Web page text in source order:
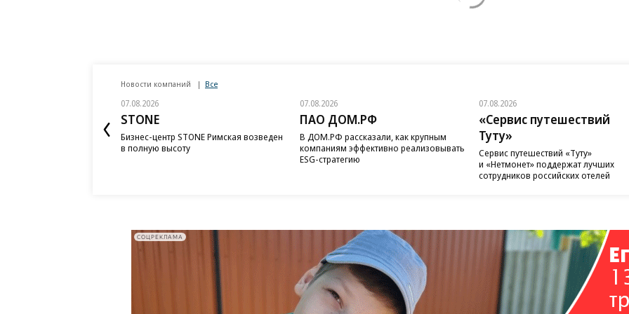
Новости компаний Все
07.08.2026
STONE
Бизнес-центр STONE Римская возведен
в полную высоту
07.08.2026
ПАО ДОМ.РФ
В ДОМ.РФ рассказали, как крупным
компаниям эффективно реализовывать
ESG-стратегию
07.08.2026
«Сервис путешествий
Туту»
Сервис путешествий «Туту»
и «Нетмонет» поддержат лучших
сотрудников российских отелей
СОЦРЕКЛАМА